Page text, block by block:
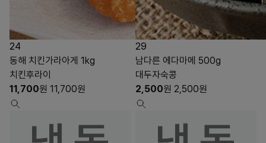
24
동해 치킨가라아게 1kg
치킨후라이
11,700원 11,700원
29
남다른 에다마메 500g
대두자숙콩
2,500원 2,500원